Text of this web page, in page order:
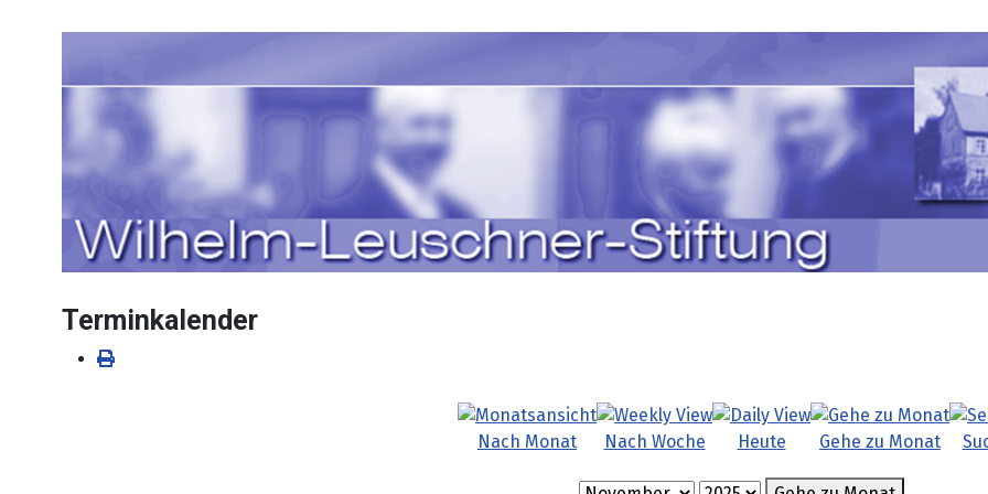
Terminkalender
Nach Monat Nach Woche Heute Gehe zu Monat